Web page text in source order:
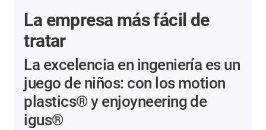
La empresa más fácil de
tratar
La excelencia en ingeniería es un
juego de niños: con los motion
plastics® y enjoyneering de
igus®